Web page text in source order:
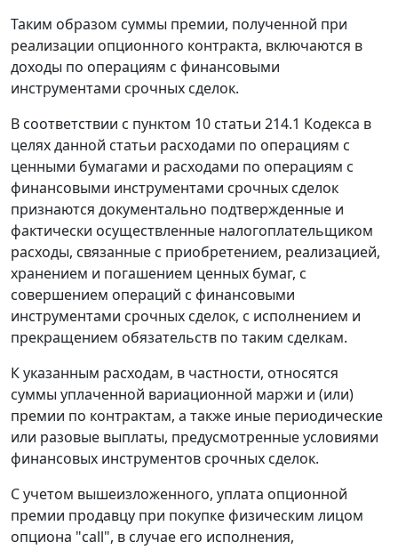
Таким образом суммы премии, полученной при
реализации опционного контракта, включаются в
доходы по операциям с финансовыми
инструментами срочных сделок.
В соответствии с пунктом 10 статьи 214.1 Кодекса в
целях данной статьи расходами по операциям с
ценными бумагами и расходами по операциям с
финансовыми инструментами срочных сделок
признаются документально подтвержденные и
фактически осуществленные налогоплательщиком
расходы, связанные с приобретением, реализацией,
хранением и погашением ценных бумаг, с
совершением операций с финансовыми
инструментами срочных сделок, с исполнением и
прекращением обязательств по таким сделкам.
К указанным расходам, в частности, относятся
суммы уплаченной вариационной маржи и (или)
премии по контрактам, а также иные периодические
или разовые выплаты, предусмотренные условиями
финансовых инструментов срочных сделок.
С учетом вышеизложенного, уплата опционной
премии продавцу при покупке физическим лицом
опциона "call", в случае его исполнения,